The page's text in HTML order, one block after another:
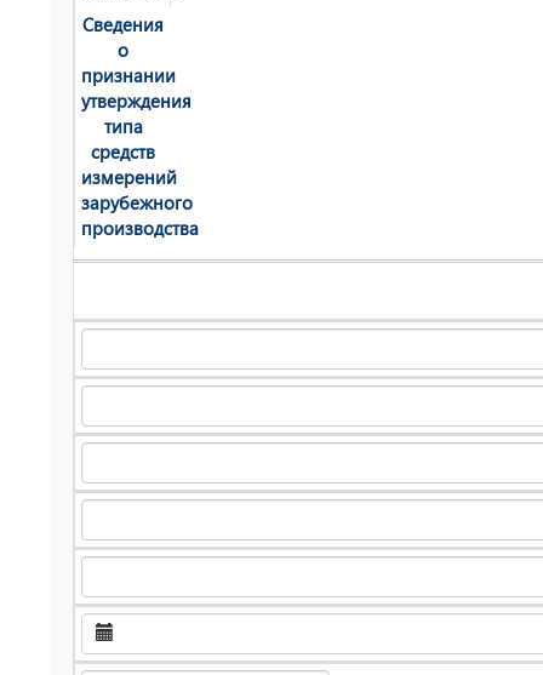
Сведения
о
признании
утверждения
типа
средств
измерений
зарубежного
производства